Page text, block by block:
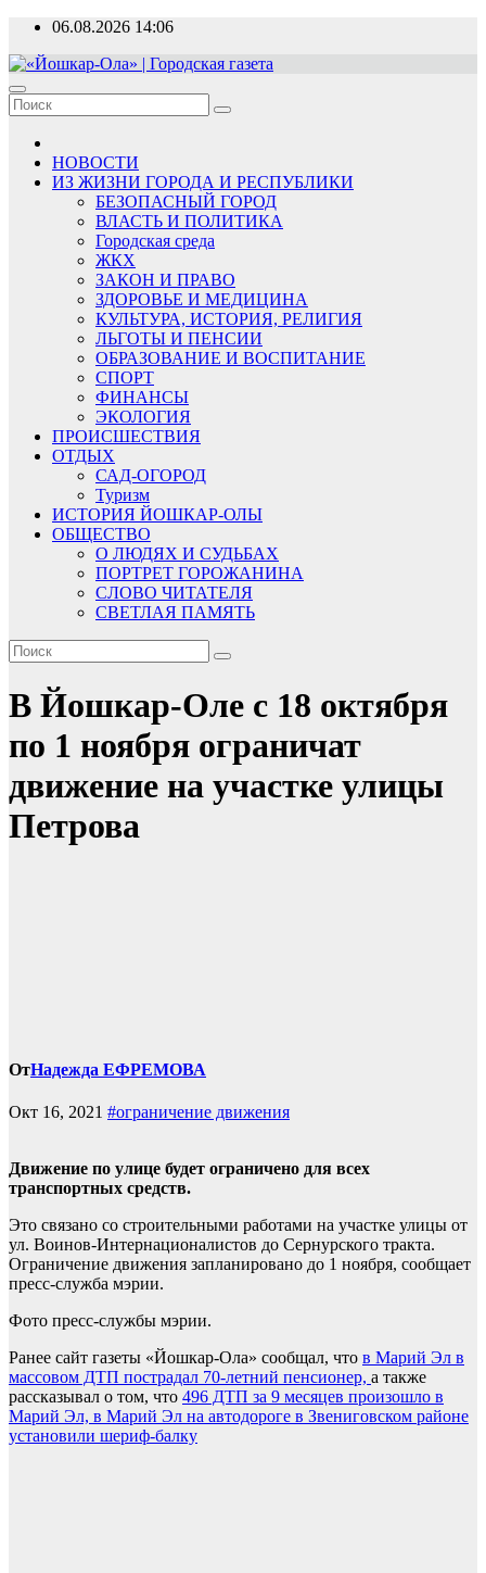
Перейти
содержимому
06.08.2026 14:06
«Йошкар-Ола» | Городская газета
Новости, события, люди
НОВОСТИ
ИЗ ЖИЗНИ ГОРОДА И РЕСПУБЛИКИ
БЕЗОПАСНЫЙ ГОРОД
ВЛАСТЬ И ПОЛИТИКА
Городская среда
ЖКХ
ЗАКОН И ПРАВО
ЗДОРОВЬЕ И МЕДИЦИНА
КУЛЬТУРА, ИСТОРИЯ, РЕЛИГИЯ
ЛЬГОТЫ И ПЕНСИИ
ОБРАЗОВАНИЕ И ВОСПИТАНИЕ
СПОРТ
ФИНАНСЫ
ЭКОЛОГИЯ
ПРОИСШЕСТВИЯ
ОТДЫХ
САД-ОГОРОД
Туризм
ИСТОРИЯ ЙОШКАР-ОЛЫ
ОБЩЕСТВО
О ЛЮДЯХ И СУДЬБАХ
ПОРТРЕТ ГОРОЖАНИНА
СЛОВО ЧИТАТЕЛЯ
СВЕТЛАЯ ПАМЯТЬ
В Йошкар-Оле с 18 октября
по 1 ноября ограничат
движение на участке улицы
Петрова
ОтНадежда ЕФРЕМОВА
Окт 16, 2021 #ограничение движения
Движение по улице будет ограничено для всех
транспортных средств.
Это связано со строительными работами на участке улицы от
ул. Воинов-Интернационалистов до Сернурского тракта.
Ограничение движения запланировано до 1 ноября, сообщает
пресс-служба мэрии.
Фото пресс-службы мэрии.
Ранее сайт газеты «Йошкар-Ола» сообщал, что в Марий Эл в
массовом ДТП пострадал 70-летний пенсионер, а также
рассказывал о том, что 496 ДТП за 9 месяцев произошло в
Марий Эл, в Марий Эл на автодороге в Звениговском районе
установили шериф-балку